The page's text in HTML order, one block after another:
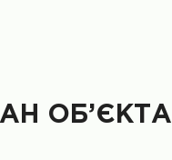
ОБ’ЄКТА